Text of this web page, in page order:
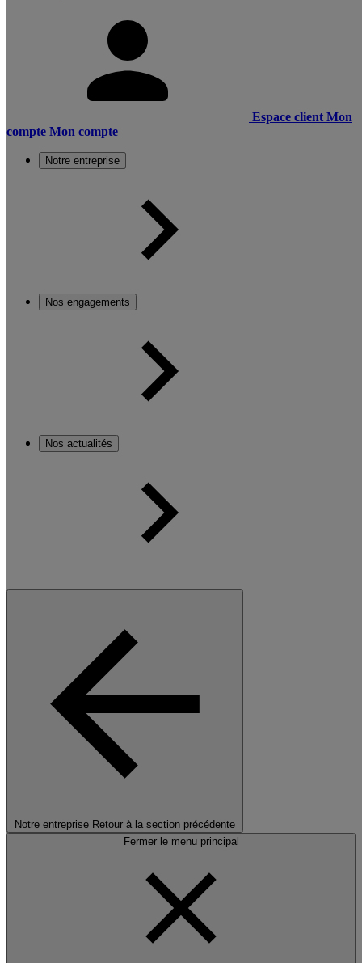
Espace client Mon
compte Mon compte
Notre entreprise
Nos engagements
Nos actualités
Notre entreprise Retour à la section précédente
Fermer le menu principal